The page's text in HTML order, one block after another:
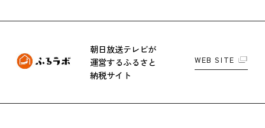
朝日放送テレビが
運営するふるさと
納税サイト
WEB SITE